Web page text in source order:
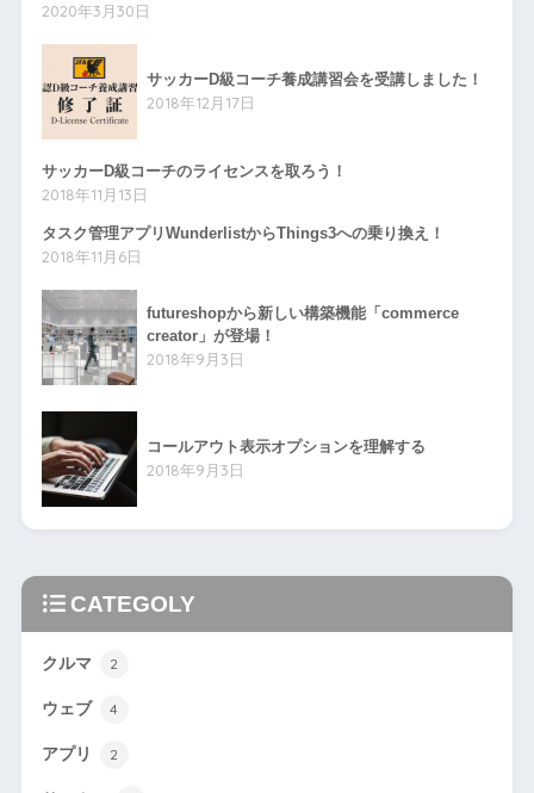
2020年3月30日
サッカーD級コーチ養成講習会を受講しました！
2018年12月17日
サッカーD級コーチのライセンスを取ろう！
2018年11月13日
タスク管理アプリWunderlistからThings3への乗り換え！
2018年11月6日
futureshopから新しい構築機能「commerce
creator」が登場！
2018年9月3日
コールアウト表示オプションを理解する
2018年9月3日
CATEGOLY
クルマ 2
ウェブ 4
アプリ 2